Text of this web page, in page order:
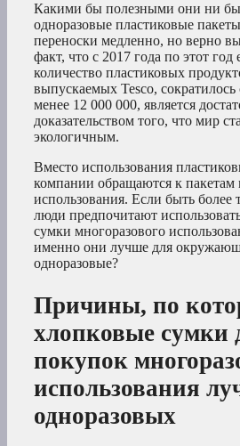
Какими бы полезными они ни
одноразовые пластиковые
переноски медленно, но верно
факт, что с 2017 года по этот год
количество пластиковых
выпускаемых Tesco, сократилось
менее 12 000 000, является
доказательством того, что мир
экологичным.
Вместо использования
компании обращаются к пакетам
использования. Если быть
люди предпочитают
сумки многоразового
именно они лучше для
одноразовые?
Причины, по
хлопковые сумки
покупок
использования
одноразовых